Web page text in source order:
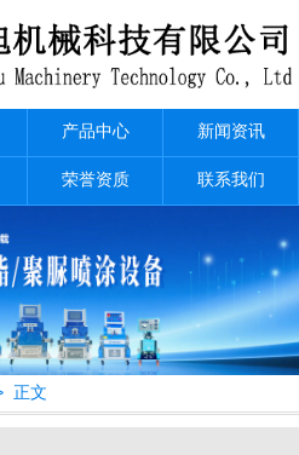
产品中心 新闻资讯
荣誉资质 联系我们
正文